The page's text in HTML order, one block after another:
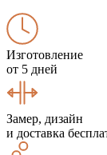
Изготовление
от 5 дней
Замер, дизайн
и доставка